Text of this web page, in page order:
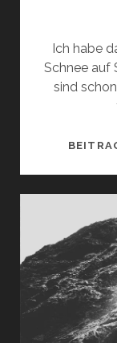
Ich habe
Schnee auf
sind